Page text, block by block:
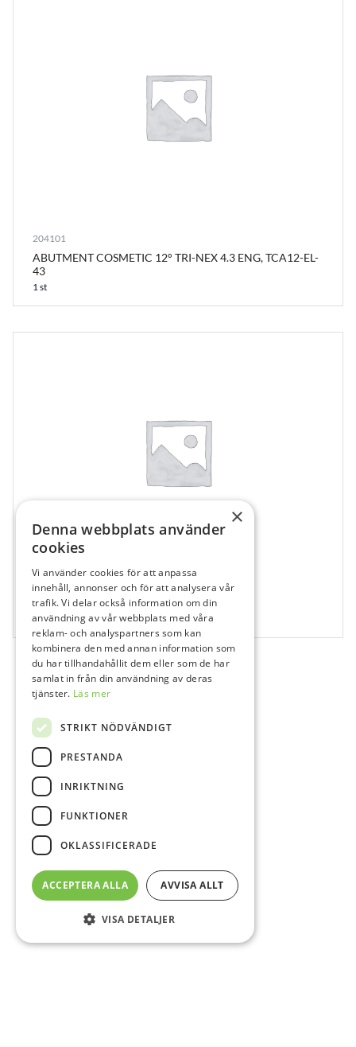
204101
ABUTMENT COSMETIC 12° TRI-NEX 4.3 ENG, TCA12-EL-
43
1 st
203471
ABUTMENT OVERDENTURE IT 5MM, TOD5
1 st
×
Denna webbplats använder
cookies
Vi använder cookies för att anpassa
innehåll, annonser och för att analysera vår
trafik. Vi delar också information om din
användning av vår webbplats med våra
reklam- och analyspartners som kan
kombinera den med annan information som
du har tillhandahållit dem eller som de har
samlat in från din användning av deras
tjänster. Läs mer
STRIKT NÖDVÄNDIGT
PRESTANDA
INRIKTNING
FUNKTIONER
OKLASSIFICERADE
ACCEPTERA ALLA AVVISA ALLT
VISA DETALJER